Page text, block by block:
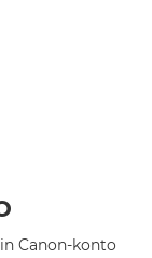
Canon-konto